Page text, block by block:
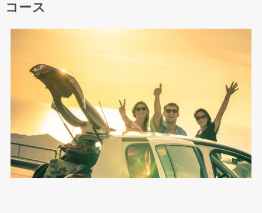
コース